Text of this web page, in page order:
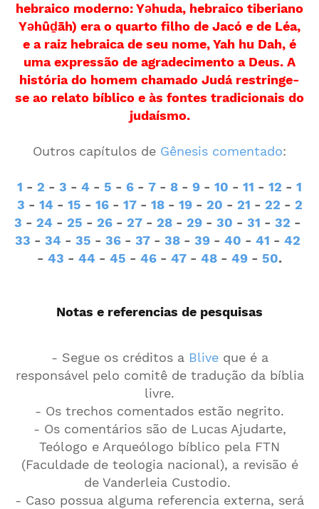
hebraico moderno: Yəhuda, hebraico tiberiano
Yəhûḏāh) era o quarto filho de Jacó e de Léa,
e a raiz hebraica de seu nome, Yah hu Dah, é
uma expressão de agradecimento a Deus. A
história do homem chamado Judá restringe-
se ao relato bíblico e às fontes tradicionais do
judaísmo.
Outros capítulos de Gênesis comentado:
1 - 2 - 3 - 4 - 5 - 6 - 7 - 8 - 9 - 10 - 11 - 12 - 1
3 - 14 - 15 - 16- 17- 18- 19- 20 - 21 - 22 - 2
3 - 24 - 25 - 26 - 27 - 28 - 29 - 30 - 31 - 32 -
33 - 34 - 35 - 36 - 37 - 38 - 39 - 40 - 41 - 42
- 43 - 44 - 45 - 46 - 47 - 48 - 49 - 50.
Notas e referencias de pesquisas
- Segue os créditos a Blive que é a
responsável pelo comitê de tradução da bíblia
livre.
- Os trechos comentados estão negrito.
- Os comentários são de Lucas Ajudarte,
Teólogo e Arqueólogo bíblico pela FTN
(Faculdade de teologia nacional), a revisão é
de Vanderleia Custodio.
- Caso possua alguma referencia externa, será